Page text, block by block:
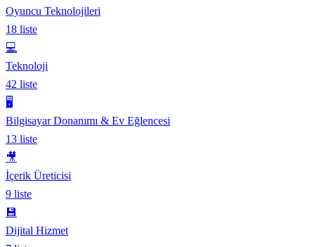
Oyuncu Teknolojileri
18 liste
💻
Teknoloji
42 liste
🖥️
Bilgisayar Donanımı & Ev Eğlencesi
13 liste
🎥
İçerik Üreticisi
9 liste
💾
Dijital Hizmet